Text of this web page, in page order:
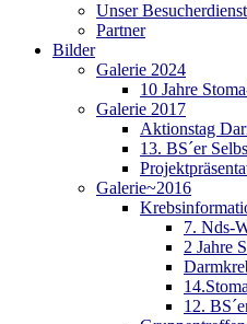
Unser Besucherdienst
Partner
Bilder
Galerie 2024
10 Jahre
Galerie 2017
Aktionstag
13. BS´er
Galerie~2016
7. Nds-
2 Jahre
12.